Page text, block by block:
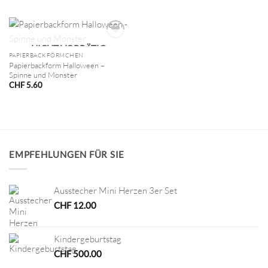
NICHT VORRÄTIG
PAPIERBACKFÖRMCHEN
Papierbackform Halloween –
Spinne und Monster
CHF5.60
EMPFEHLUNGEN FÜR SIE
Ausstecher Mini Herzen 3er Set
CHF12.00
Kindergeburtstag
CHF500.00